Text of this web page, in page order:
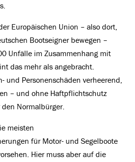
Europäischen Union – also dort,
Bootseigner bewegen –
Unfälle im Zusammenhang mit
das mehr als angebracht.
und Personenschäden verheerend,
– und ohne Haftpflichtschutz
Normalbürger.
meisten
für Motor- und Segelboote
Hier muss aber auf die